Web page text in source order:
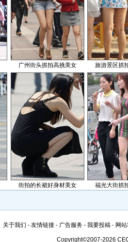
广州街头抓拍高挑美女 旅游景区抓
街拍的长裙好身材美女 福光大街抓
关于我们 - 友情链接 - 广告服务 - 我要投稿 - 网
Copyright©2007-2026